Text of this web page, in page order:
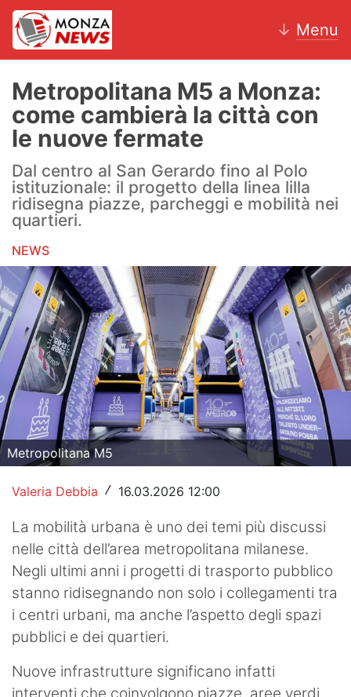
↓ Menu
News
AC Monza
Calcio
Motori
Volley
Hockey
Altri sport
Hockey
Pallanuoto
Pallamano
Turismo
Eventi
Metropolitana M5 a Monza:
come cambierà la città con
le nuove fermate
Dal centro al San Gerardo fino al Polo
istituzionale: il progetto della linea lilla
ridisegna piazze, parcheggi e mobilità nei
quartieri.
NEWS
Metropolitana M5
Valeria Debbia / 16.03.2026 12:00
La mobilità urbana è uno dei temi più discussi
nelle città dell’area metropolitana milanese.
Negli ultimi anni i progetti di trasporto pubblico
stanno ridisegnando non solo i collegamenti tra
i centri urbani, ma anche l’aspetto degli spazi
pubblici e dei quartieri.
Nuove infrastrutture significano infatti